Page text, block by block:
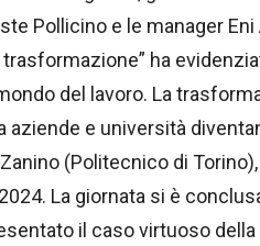
Pollicino e le manager
ha
del lavoro. La
e università
(Politecnico di
La giornata si è
il caso virtuoso